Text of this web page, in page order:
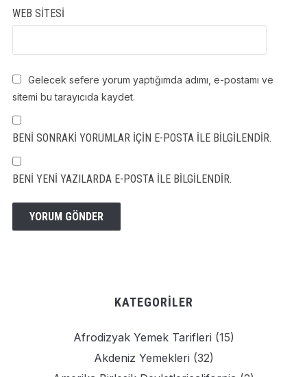
WEB SITESI
Gelecek sefere yorum yaptığımda adımı, e-postamı ve
sitemi bu tarayıcıda kaydet.
BENI SONRAKI YORUMLAR IÇIN E-POSTA ILE BILGILENDIR.
BENI YENI YAZILARDA E-POSTA ILE BILGILENDIR.
KATEGORILER
Afrodizyak Yemek Tarifleri (15)
Akdeniz Yemekleri (32)